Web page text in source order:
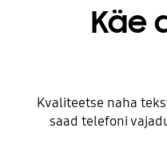
Käe
Kvaliteetse naha
saad telefoni